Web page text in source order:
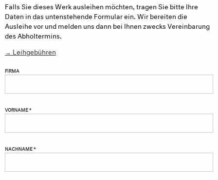
Falls Sie dieses Werk ausleihen möchten, tragen Sie bitte Ihre
Daten in das untenstehende Formular ein. Wir bereiten die
Ausleihe vor und melden uns dann bei Ihnen zwecks Vereinbarung
des Abholtermins.
→ Leihgebühren
FIRMA
VORNAME *
NACHNAME *